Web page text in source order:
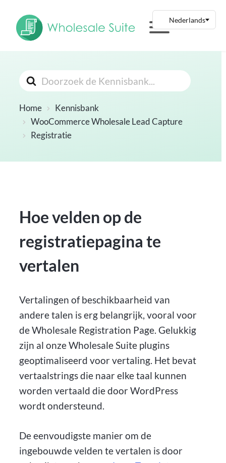
Zoeken
Naar
Home
Kennisbank
WooCommerce Wholesale Lead Capture
Registratie
Hoe velden op de
registratiepagina te
vertalen
Vertalingen of beschikbaarheid van
andere talen is erg belangrijk, vooral voor
de Wholesale Registration Page. Gelukkig
zijn al onze Wholesale Suite plugins
geoptimaliseerd voor vertaling. Het bevat
vertaalstrings die naar elke taal kunnen
worden vertaald die door WordPress
wordt ondersteund.
De eenvoudigste manier om de
ingebouwde velden te vertalen is door